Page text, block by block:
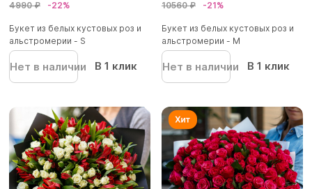
4990 ₽ -22%
Букет из белых кустовых роз и
альстромерии - S
Нет в наличии В 1 клик
10560 ₽ -21%
Букет из белых кустовых роз и
альстромерии - М
Нет в наличии В 1 клик